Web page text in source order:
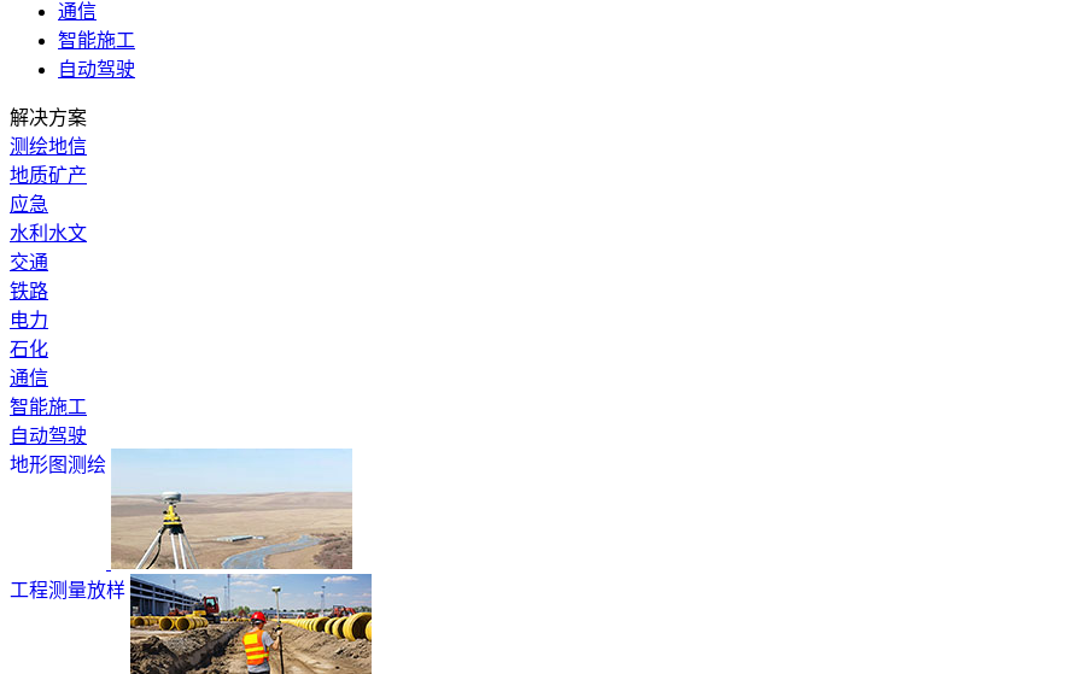
通信
智能施工
自动驾驶
解决方案
测绘地信
地质矿产
应急
水利水文
交通
铁路
电力
石化
通信
智能施工
自动驾驶
地形图测绘
工程测量放样